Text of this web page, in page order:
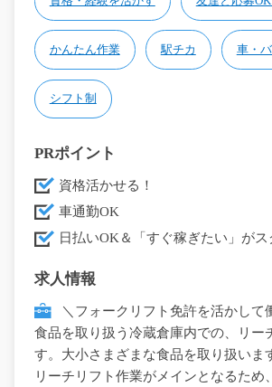
かんたん作業 駅チカ 車・
シフト制
PRポイント
資格活かせる！
車通勤OK
日払いOK＆「すぐ稼ぎたい」がス
求人情報
＼フォークリフト免許を活かして
食品を取り扱う冷蔵倉庫内での、リー
す。大小さまざまな食品を取り扱いま
リーチリフト作業がメインとなるため